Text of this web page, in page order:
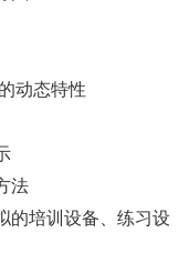
动态特性
法
培训设备、练习设